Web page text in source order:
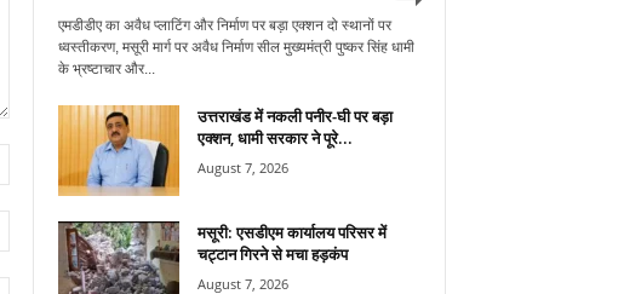
एमडीडीए का अवैध प्लाटिंग और निर्माण पर बड़ा एक्शन दो स्थानों पर
ध्वस्तीकरण, मसूरी मार्ग पर अवैध निर्माण सील मुख्यमंत्री पुष्कर सिंह धामी
के भ्रष्टाचार और...
उत्तराखंड में नकली पनीर-घी पर बड़ा
एक्शन, धामी सरकार ने पूरे...
August 7, 2026
मसूरी: एसडीएम कार्यालय परिसर में
चट्टान गिरने से मचा हड़कंप
August 7, 2026